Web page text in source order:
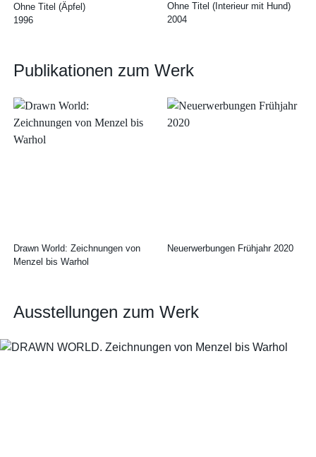
Ohne Titel (Äpfel)
1996
Ohne Titel (Interieur mit Hund)
2004
Publikationen zum Werk
Drawn World: Zeichnungen von
Menzel bis Warhol
Neuerwerbungen Frühjahr 2020
Ausstellungen zum Werk